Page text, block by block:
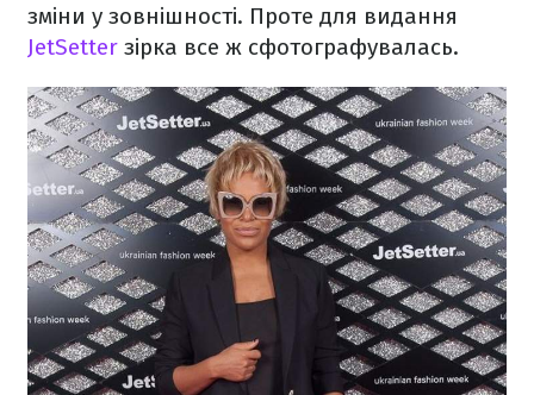
зміни у зовнішності. Проте для видання
JetSetter зірка все ж сфотографувалась.